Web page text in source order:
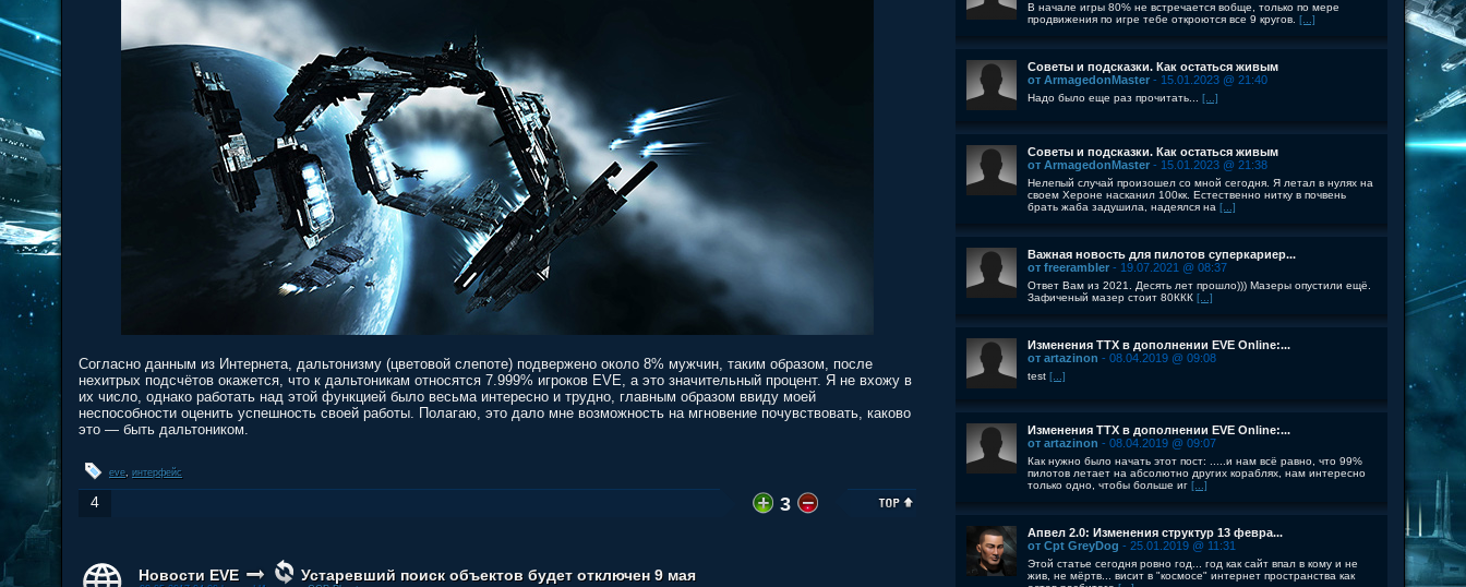
Согласно данным из Интернета, дальтонизму (цветовой слепоте) подвержено около 8% мужчин, таким образом, после
нехитрых подсчётов окажется, что к дальтоникам относятся 7.999% игроков EVE, а это значительный процент. Я не вхожу в
их число, однако работать над этой функцией было весьма интересно и трудно, главным образом ввиду моей
неспособности оценить успешность своей работы. Полагаю, это дало мне возможность на мгновение почувствовать, каково
это — быть дальтоником.
eve, интерфейс
4 3
Новости EVE Устаревший поиск объектов будет отключен 9 мая
В начале игры 80% не встречается вобще, только по мере
продвижения по игре тебе откроются все 9 кругов. [...]
Советы и подсказки. Как остаться живым
от ArmagedonMaster - 15.01.2023 @ 21:40
Надо было еще раз прочитать... [...]
Советы и подсказки. Как остаться живым
от ArmagedonMaster - 15.01.2023 @ 21:38
Нелепый случай произошел со мной сегодня. Я летал в нулях на
своем Хероне насканил 100кк. Естественно нитку в почвень
брать жаба задушила, надеялся на [...]
Важная новость для пилотов суперкариер...
от freerambler - 19.07.2021 @ 08:37
Ответ Вам из 2021. Десять лет прошло))) Мазеры опустили ещё.
Зафиченый мазер стоит 80ККК [...]
Изменения ТТХ в дополнении EVE Online:...
от artazinon - 08.04.2019 @ 09:08
test [...]
Изменения ТТХ в дополнении EVE Online:...
от artazinon - 08.04.2019 @ 09:07
Как нужно было начать этот пост: .....и нам всё равно, что 99%
пилотов летает на абсолютно других кораблях, нам интересно
только одно, чтобы больше иг [...]
Апвел 2.0: Изменения структур 13 февра...
от Cpt GreyDog - 25.01.2019 @ 11:31
Этой статье сегодня ровно год... год как сайт впал в кому и не
жив, не мёртв... висит в "космосе" интернет пространства как